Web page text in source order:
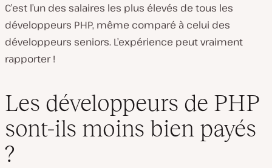
C’est l’un des salaires les plus élevés de tous les
développeurs PHP, même comparé à celui des
développeurs seniors. L’expérience peut vraiment
rapporter !
Les développeurs de PHP
sont-ils moins bien payés
?